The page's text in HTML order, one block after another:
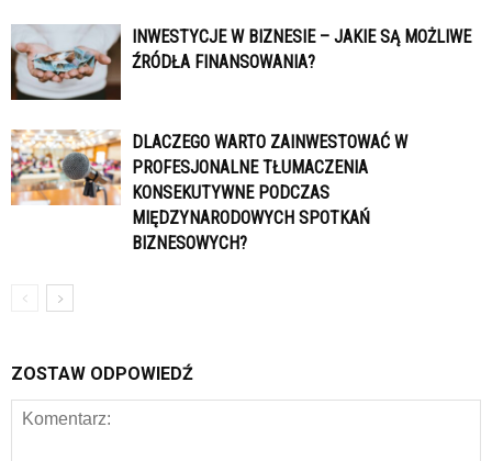
INWESTYCJE W BIZNESIE – JAKIE SĄ MOŻLIWE
ŹRÓDŁA FINANSOWANIA?
DLACZEGO WARTO ZAINWESTOWAĆ W
PROFESJONALNE TŁUMACZENIA
KONSEKUTYWNE PODCZAS
MIĘDZYNARODOWYCH SPOTKAŃ
BIZNESOWYCH?
ZOSTAW ODPOWIEDŹ